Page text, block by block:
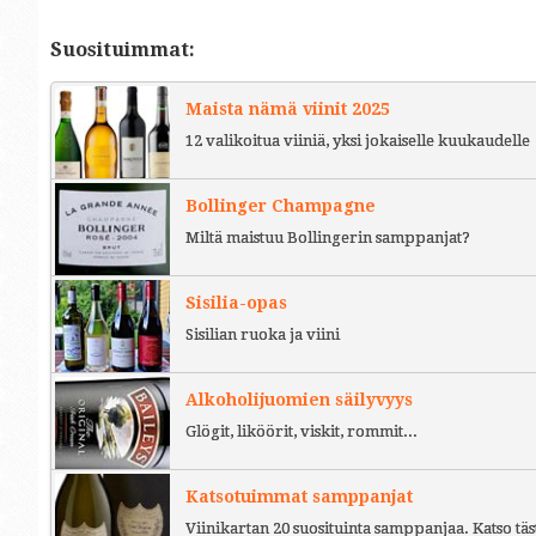
Suosituimmat:
Maista nämä viinit 2025
12 valikoitua viiniä, yksi jokaiselle kuukaudelle
Bollinger Champagne
Miltä maistuu Bollingerin samppanjat?
Sisilia-opas
Sisilian ruoka ja viini
Alkoholijuomien säilyvyys
Glögit, liköörit, viskit, rommit...
Katsotuimmat samppanjat
Viinikartan 20 suosituinta samppanjaa. Katso